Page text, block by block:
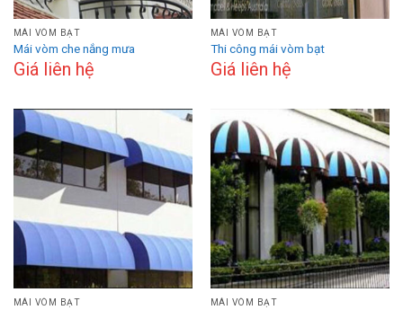
MÁI VÒM BẠT
Mái vòm che nắng mưa
Giá liên hệ
MÁI VÒM BẠT
Thi công mái vòm bạt
Giá liên hệ
MÁI VÒM BẠT MÁI VÒM BẠT